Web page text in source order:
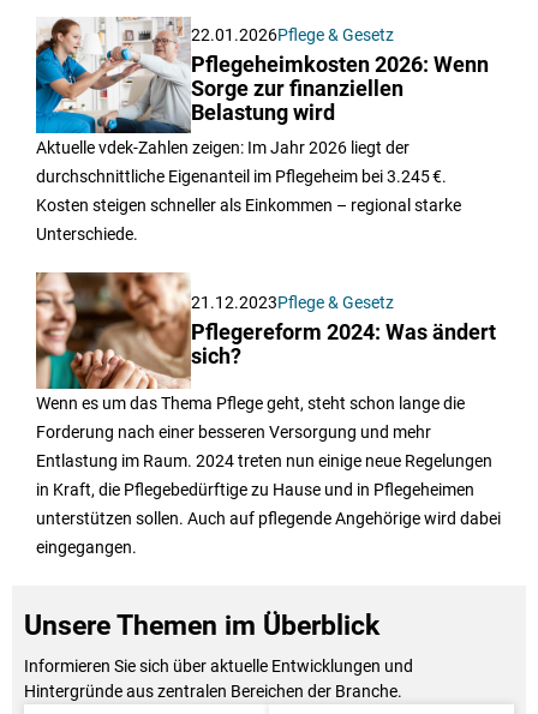
22.01.2026Pflege & Gesetz
Pflegeheimkosten 2026: Wenn
Sorge zur finanziellen
Belastung wird
Aktuelle vdek‑Zahlen zeigen: Im Jahr 2026 liegt der
durchschnittliche Eigenanteil im Pflegeheim bei 3.245 €.
Kosten steigen schneller als Einkommen – regional starke
Unterschiede.
21.12.2023Pflege & Gesetz
Pflegereform 2024: Was ändert
sich?
Wenn es um das Thema Pflege geht, steht schon lange die
Forderung nach einer besseren Versorgung und mehr
Entlastung im Raum. 2024 treten nun einige neue Regelungen
in Kraft, die Pflegebedürftige zu Hause und in Pflegeheimen
unterstützen sollen. Auch auf pflegende Angehörige wird dabei
eingegangen.
Unsere Themen im Überblick
Informieren Sie sich über aktuelle Entwicklungen und
Hintergründe aus zentralen Bereichen der Branche.